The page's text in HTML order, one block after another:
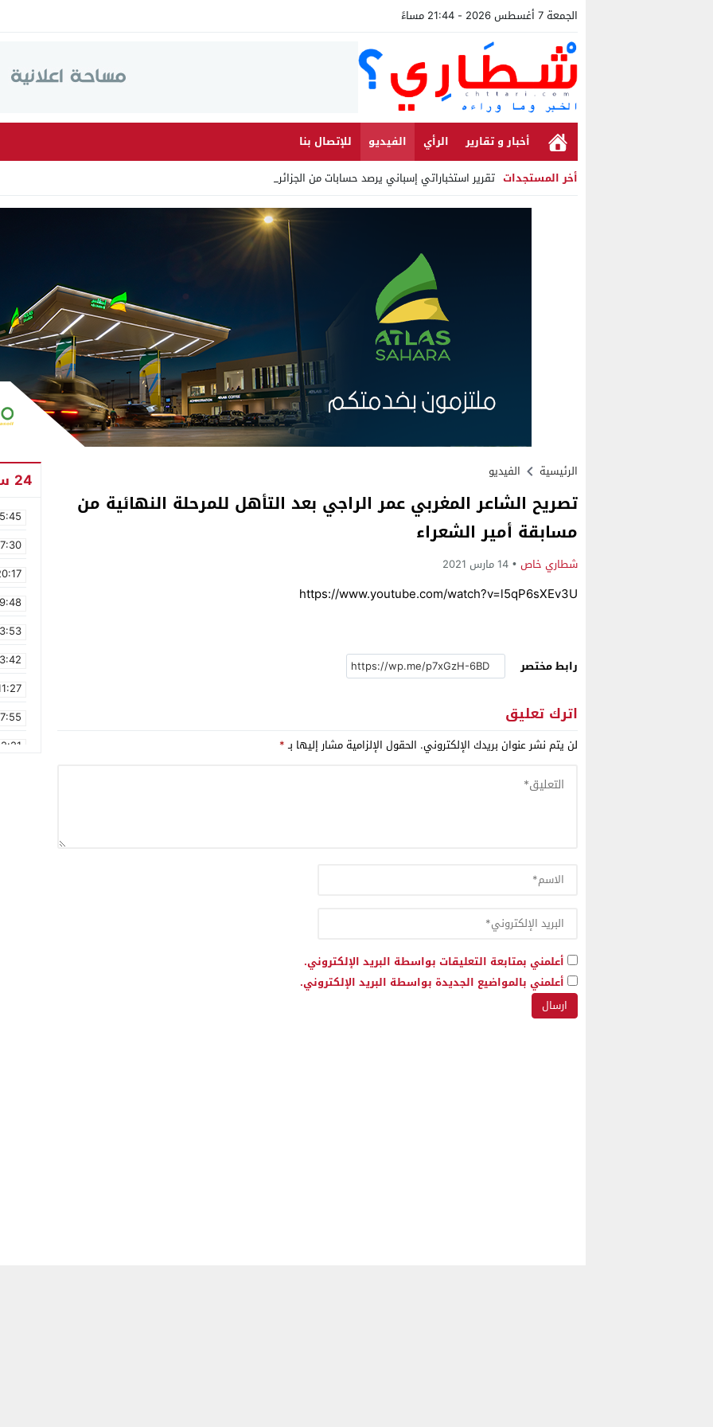
الجمعة 7 أغسطس 2026 - 21:44 مساءً
أخبار و تقارير الرأي الفيديو
للإتصال بنا
أخر المستجدات تقرير استخباراتي إسباني يرصد حسابات من الجزائر وأرقام _
Stop
الرئيسية الفيديو
تصريح الشاعر المغربي عمر الراجي بعد التأهل للمرحلة النهائية من
مسابقة أمير الشعراء
شطاري خاص 14 مارس 2021
https://www.youtube.com/watch?v=l5qP6sXEv3U
رابط مختصر
اترك تعليق
لن يتم نشر عنوان بريدك الإلكتروني. الحقول الإلزامية مشار إليها بـ*
أعلمني بمتابعة التعليقات بواسطة البريد الإلكتروني.
أعلمني بالمواضيع الجديدة بواسطة البريد الإلكتروني.
24 ساعة